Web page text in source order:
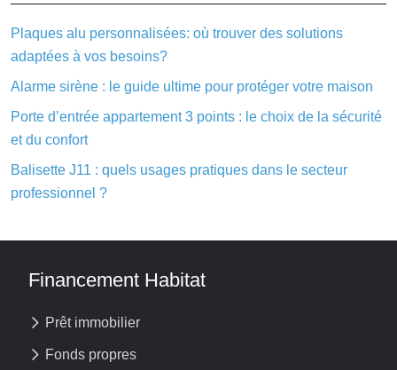
Plaques alu personnalisées: où trouver des solutions
adaptées à vos besoins?
Alarme sirène : le guide ultime pour protéger votre maison
Porte d’entrée appartement 3 points : le choix de la sécurité
et du confort
Balisette J11 : quels usages pratiques dans le secteur
professionnel ?
Financement Habitat
Prêt immobilier
Fonds propres